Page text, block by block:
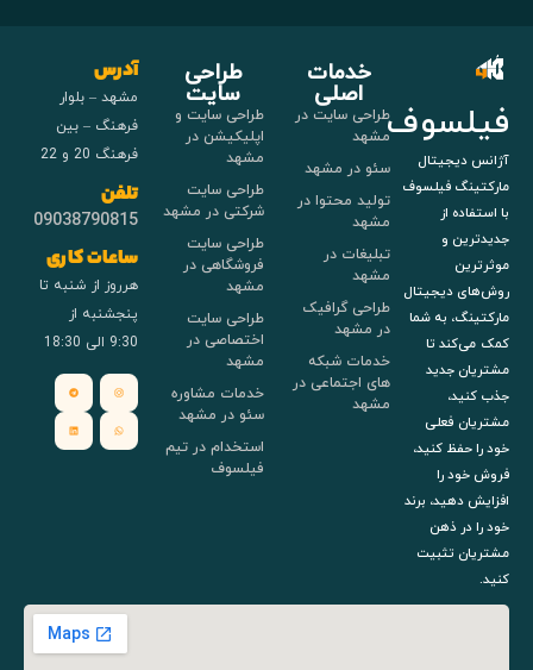
فیلسوف
آژانس دیجیتال
مارکتینگ فیلسوف
با استفاده از
جدیدترین و
موثرترین
روش‌های دیجیتال
مارکتینگ، به شما
کمک می‌کند تا
مشتریان جدید
جذب کنید،
مشتریان فعلی
خود را حفظ کنید،
فروش خود را
افزایش دهید، برند
خود را در ذهن
مشتریان تثبیت
کنید.
خدمات
اصلی
طراحی سایت در
مشهد
سئو در مشهد
تولید محتوا در
مشهد
تبلیغات در
مشهد
طراحی گرافیک
در مشهد
خدمات شبکه
های اجتماعی در
مشهد
طراحی
سایت
طراحی سایت و
اپلیکیشن در
مشهد
طراحی سایت
شرکتی در مشهد
طراحی سایت
فروشگاهی در
مشهد
طراحی سایت
اختصاصی در
مشهد
خدمات مشاوره
سئو در مشهد
استخدام در تیم
فیلسوف
آدرس
مشهد – بلوار
فرهنگ – بین
فرهنگ 20 و 22
تلفن
09038790815
ساعات کاری
هرروز از شنبه تا
پنجشنبه از
9:30 الی 18:30